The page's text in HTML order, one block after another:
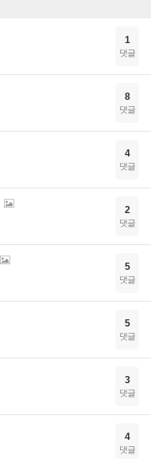
1
댓글
8
댓글
4
댓글
2
댓글
5
댓글
5
댓글
3
댓글
4
댓글